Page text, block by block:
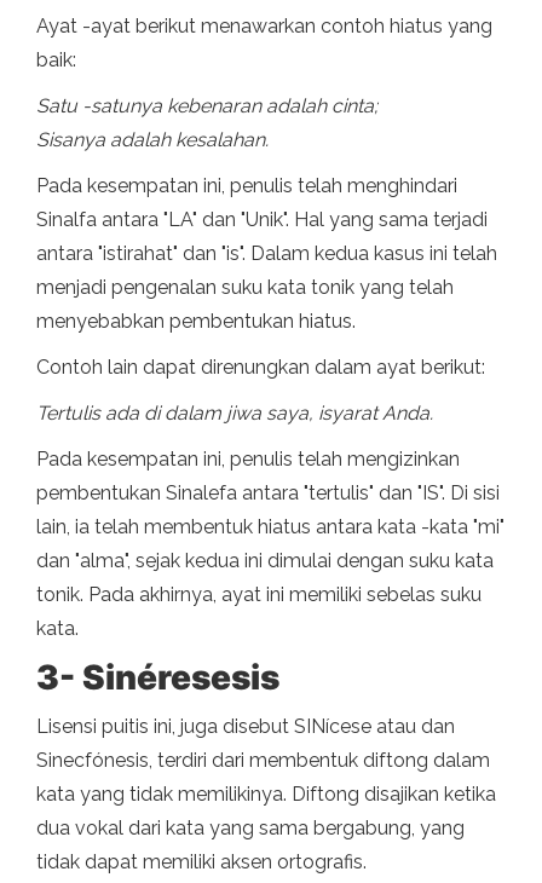
Ayat -ayat berikut menawarkan contoh hiatus yang
baik:
Satu -satunya kebenaran adalah cinta;
Sisanya adalah kesalahan.
Pada kesempatan ini, penulis telah menghindari
Sinalfa antara "LA" dan "Unik". Hal yang sama terjadi
antara "istirahat" dan "is". Dalam kedua kasus ini telah
menjadi pengenalan suku kata tonik yang telah
menyebabkan pembentukan hiatus.
Contoh lain dapat direnungkan dalam ayat berikut:
Tertulis ada di dalam jiwa saya, isyarat Anda.
Pada kesempatan ini, penulis telah mengizinkan
pembentukan Sinalefa antara "tertulis" dan "IS". Di sisi
lain, ia telah membentuk hiatus antara kata -kata "mi"
dan "alma", sejak kedua ini dimulai dengan suku kata
tonik. Pada akhirnya, ayat ini memiliki sebelas suku
kata.
3- Sinéresesis
Lisensi puitis ini, juga disebut SINícese atau dan
Sinecfónesis, terdiri dari membentuk diftong dalam
kata yang tidak memilikinya. Diftong disajikan ketika
dua vokal dari kata yang sama bergabung, yang
tidak dapat memiliki aksen ortografis.